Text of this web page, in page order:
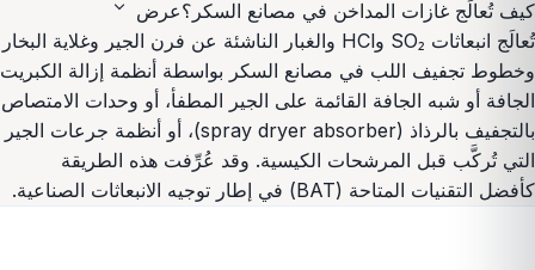
كيف تُعالَج غازات المداخن في مصانع السكر؟عرض expand_more
تُعالَج انبعاثات SO₂ وHCl والغبار الناشئة عن فرن الجير وغلاية البخار
وخطوط تجفيف اللب في مصانع السكر بواسطة أنظمة إزالة الكبريت
الجافة أو شبه الجافة القائمة على الجير المطفأ، أو وحدات الامتصاص
بالتجفيف بالرذاذ (spray dryer absorber)، أو أنظمة جرعات الجير
التي تُركَّب قبل المرشحات الكيسية. وقد عُرِّفت هذه الطريقة
كأفضل التقنيات المتاحة (BAT) في إطار توجيه الانبعاثات الصناعية.